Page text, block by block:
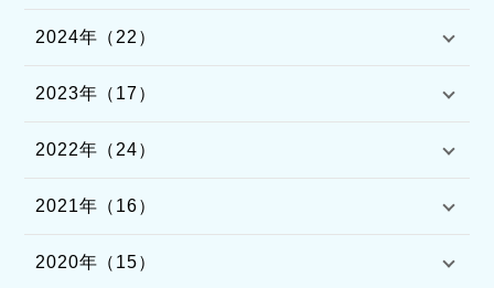
2024年（22）
2023年（17）
2022年（24）
2021年（16）
2020年（15）